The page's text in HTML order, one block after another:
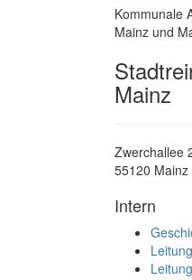
Kommunale
Mainz und
Mainz
Zwerchallee
55120 Mainz
Intern